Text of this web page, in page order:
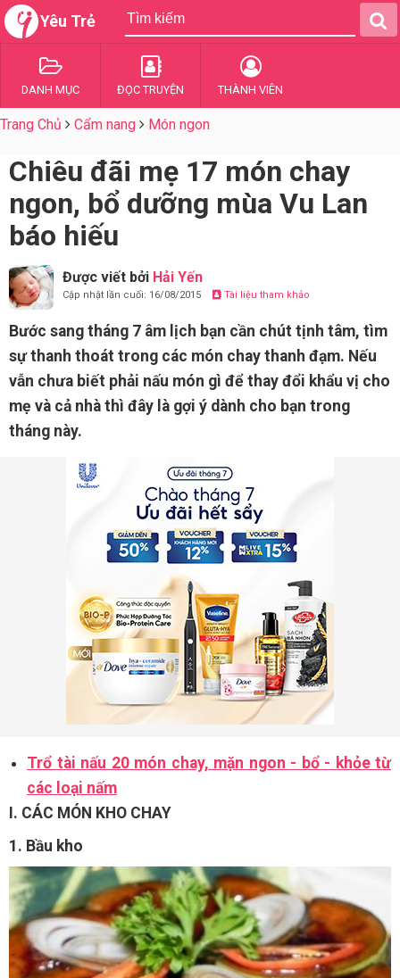
Yêu Trẻ
DANH MỤC ĐỌC TRUYỆN THÀNH VIÊN
Trang Chủ Cẩm nang Món ngon
Chiêu đãi mẹ 17 món chay
ngon, bổ dưỡng mùa Vu Lan
báo hiếu
Được viết bởi Hải Yến
Cập nhật lần cuối: 16/08/2015 Tài liệu tham khảo
Bước sang tháng 7 âm lịch bạn cần chút tịnh tâm, tìm
sự thanh thoát trong các món chay thanh đạm. Nếu
vẫn chưa biết phải nấu món gì để thay đổi khẩu vị cho
mẹ và cả nhà thì đây là gợi ý dành cho bạn trong
tháng này.
Trổ tài nấu 20 món chay, mặn ngon - bổ - khỏe từ
các loại nấm
I. CÁC MÓN KHO CHAY
1. Bầu kho